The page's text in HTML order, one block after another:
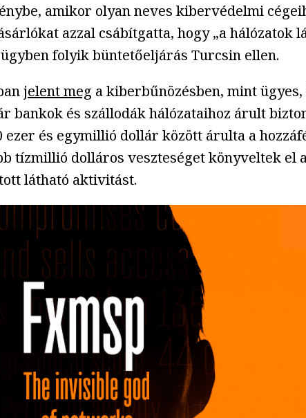
amikor olyan neves kibervédelmi
azzal csábítgatta, hogy „a hálózatok
folyik büntetőeljárás Turcsin ellen.
jelent meg a kiberbűnözésben, mint
bankok és szállodák hálózataihoz árult
ezer és egymillió dollár között árulta a
tízmillió dolláros veszteséget könyveltek
látható aktivitást.